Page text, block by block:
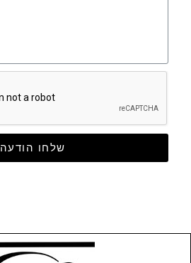
שלחו הודעה